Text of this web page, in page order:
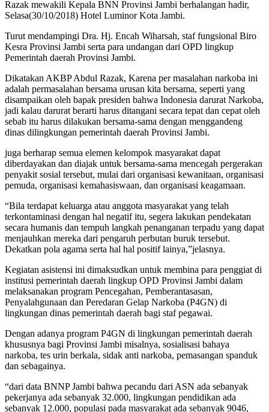
Razak mewakili Kepala BNN Provinsi Jambi berhalangan hadir,
Selasa(30/10/2018) Hotel Luminor Kota Jambi.
Turut mendampingi Dra. Hj. Encah Wiharsah, staf fungsional Biro
Kesra Provinsi Jambi serta para undangan dari OPD lingkup
Pemerintah daerah Provinsi Jambi.
Dikatakan AKBP Abdul Razak, Karena per masalahan narkoba ini
adalah permasalahan bersama urusan kita bersama, seperti yang
disampaikan oleh bapak presiden bahwa Indonesia darurat Narkoba,
jadi kalau darurat berarti harus ditangani secara tepat dan cepat oleh
sebab itu harus dilakukan bersama-sama dengan menggandeng
dinas dilingkungan pemerintah daerah Provinsi Jambi.
juga berharap semua elemen kelompok masyarakat dapat
diberdayakan dan diajak untuk bersama-sama mencegah pergerakan
penyakit sosial tersebut, mulai dari organisasi kewanitaan, organisasi
pemuda, organisasi kemahasiswaan, dan organisasi keagamaan.
“Bila terdapat keluarga atau anggota masyarakat yang telah
terkontaminasi dengan hal negatif itu, segera lakukan pendekatan
secara humanis dan tempuh langkah penanganan terpadu yang dapat
menjauhkan mereka dari pengaruh perbutan buruk tersebut.
Dekatkan pola agama serta hal hal positif lainya,”jelasnya.
Kegiatan asistensi ini dimaksudkan untuk membina para penggiat di
institusi pemerintah daerah lingkup OPD Provinsi Jambi dalam
melaksanakan program Pencegahan, Pemberantasasan,
Penyalahgunaan dan Peredaran Gelap Narkoba (P4GN) di
lingkungan dinas pemerintah daerah bagi staf pegawai.
Dengan adanya program P4GN di lingkungan pemerintah daerah
khususnya bagi Provinsi Jambi misalnya, sosialisasi bahaya
narkoba, tes urin berkala, sidak anti narkoba, pemasangan spanduk
dan sebagainya.
“dari data BNNP Jambi bahwa pecandu dari ASN ada sebanyak
pekerjanya ada sebanyak 32.000, lingkungan pendidikan ada
sebanyak 12.000, populasi pada masyarakat ada sebanyak 9046,